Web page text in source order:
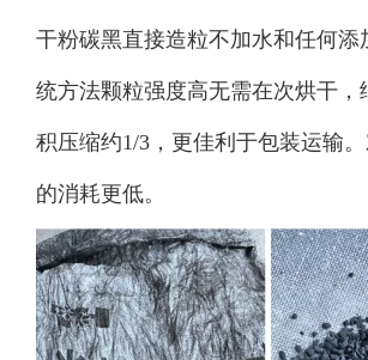
干粉碳黑直接造粒不加水和任何添
统方法颗粒强度高无需在次烘干，
积压缩约1/3，更佳利于包装运输
的消耗更低。